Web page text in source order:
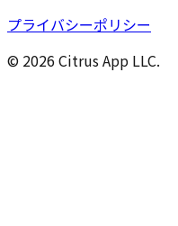
プライバシーポリシー
© 2026 Citrus App LLC.